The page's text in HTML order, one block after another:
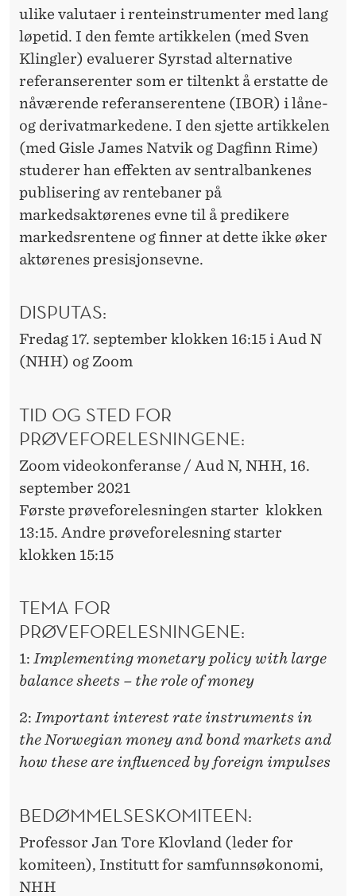
ulike valutaer i renteinstrumenter med lang
løpetid. I den femte artikkelen (med Sven
Klingler) evaluerer Syrstad alternative
referanserenter som er tiltenkt å erstatte de
nåværende referanserentene (IBOR) i låne-
og derivatmarkedene. I den sjette artikkelen
(med Gisle James Natvik og Dagfinn Rime)
studerer han effekten av sentralbankenes
publisering av rentebaner på
markedsaktørenes evne til å predikere
markedsrentene og finner at dette ikke øker
aktørenes presisjonsevne.
DISPUTAS:
Fredag 17. september klokken 16:15 i Aud N
(NHH) og Zoom
TID OG STED FOR
PRØVEFORELESNINGENE:
Zoom videokonferanse / Aud N, NHH, 16.
september 2021
Første prøveforelesningen starter klokken
13:15. Andre prøveforelesning starter
klokken 15:15
TEMA FOR
PRØVEFORELESNINGENE:
1: Implementing monetary policy with large
balance sheets – the role of money
2: Important interest rate instruments in
the Norwegian money and bond markets and
how these are influenced by foreign impulses
BEDØMMELSESKOMITEEN:
Professor Jan Tore Klovland (leder for
komiteen), Institutt for samfunnsøkonomi,
NHH